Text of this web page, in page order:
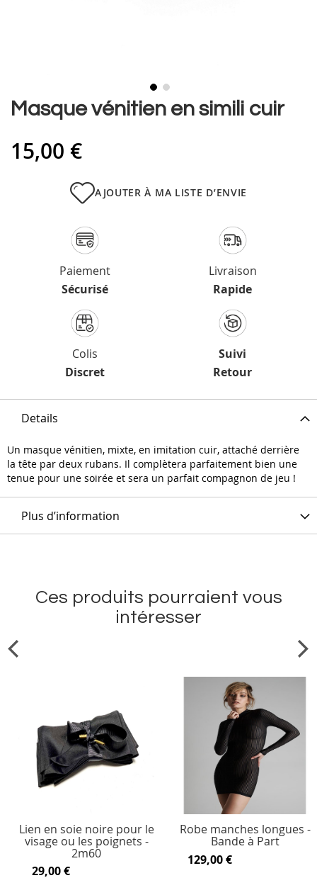
Skip
beginning
Masque vénitien en simili cuir
15,00 €
AJOUTER À MA LISTE D’ENVIE
Paiement
Sécurisé
Livraison
Rapide
Colis
Discret
Suivi
Retour
Details
Un masque vénitien, mixte, en imitation cuir, attaché derrière
la tête par deux rubans. Il complètera parfaitement bien une
tenue pour une soirée et sera un parfait compagnon de jeu !
Plus d’information
Ces produits pourraient vous
intéresser
Lien en soie noire pour le
visage ou les poignets -
2m60
29,00 €
Robe manches longues -
Bande à Part
129,00 €